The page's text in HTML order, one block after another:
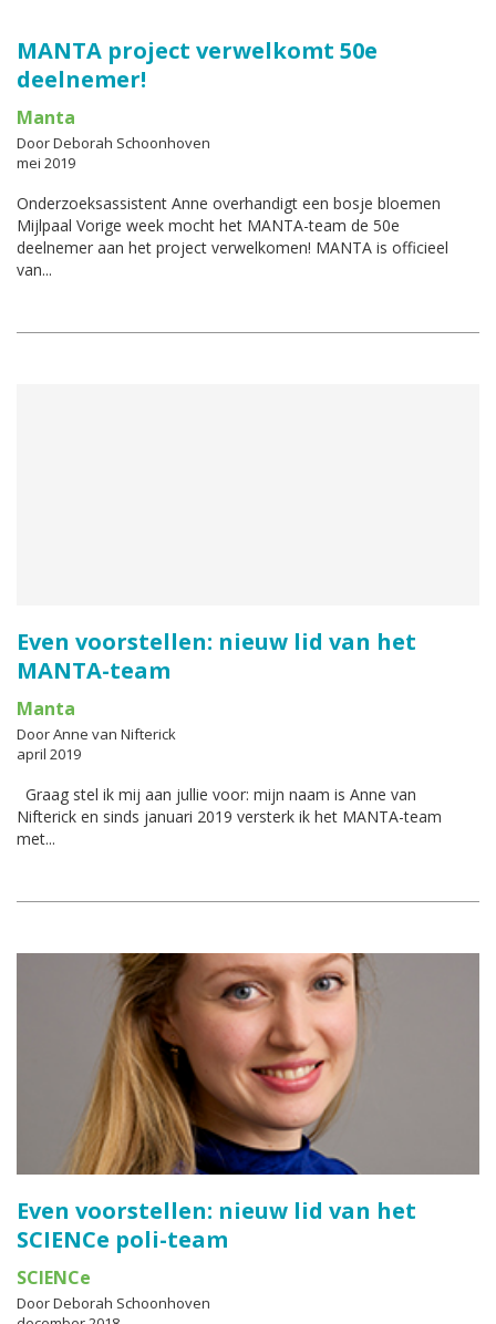
MANTA project verwelkomt 50e
deelnemer!
Manta
Door Deborah Schoonhoven
mei 2019
Onderzoeksassistent Anne overhandigt een bosje bloemen
Mijlpaal Vorige week mocht het MANTA-team de 50e
deelnemer aan het project verwelkomen! MANTA is officieel
van...
Even voorstellen: nieuw lid van het
MANTA-team
Manta
Door Anne van Nifterick
april 2019
Graag stel ik mij aan jullie voor: mijn naam is Anne van
Nifterick en sinds januari 2019 versterk ik het MANTA-team
met...
Even voorstellen: nieuw lid van het
SCIENCe poli-team
SCIENCe
Door Deborah Schoonhoven